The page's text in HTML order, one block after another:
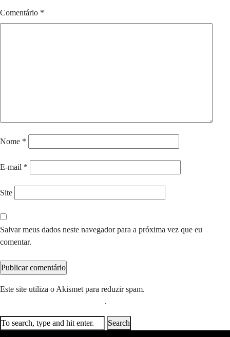
Comentário *
Nome *
E-mail *
Site
Salvar meus dados neste navegador para a próxima vez que eu
comentar.
Este site utiliza o Akismet para reduzir spam.
.
Search